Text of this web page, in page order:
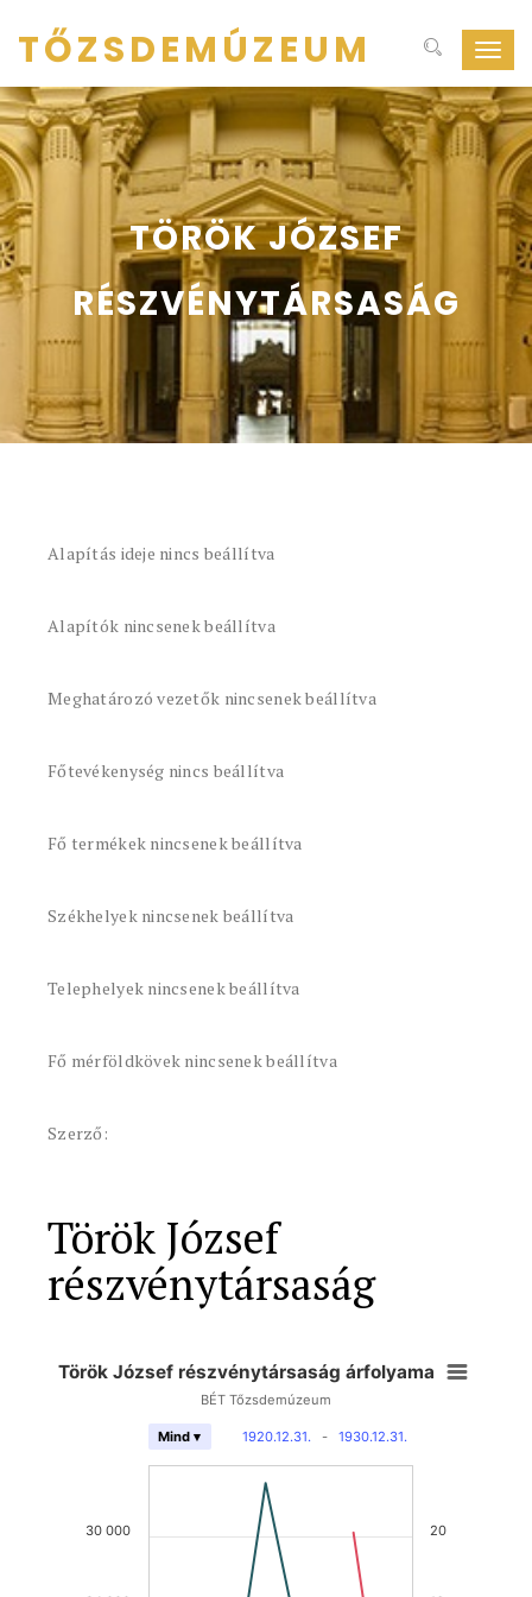
ki-
be
TŐZSDEMÚZEUM
TÖRÖK JÓZSEF
RÉSZVÉNYTÁRSASÁG
Alapítás ideje nincs beállítva
Alapítók nincsenek beállítva
Meghatározó vezetők nincsenek beállítva
Főtevékenység nincs beállítva
Fő termékek nincsenek beállítva
Székhelyek nincsenek beállítva
Telephelyek nincsenek beállítva
Fő mérföldkövek nincsenek beállítva
Szerző:
Török József
részvénytársaság
Török József részvénytársaság árfolyama
BÉT Tőzsdemúzeum
1920.12.31. - 1930.12.31.
Mind ▾
30 000 20